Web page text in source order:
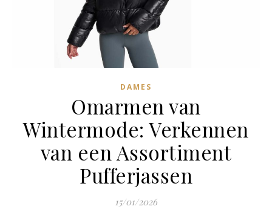
DAMES
Omarmen van
Wintermode: Verkennen
van een Assortiment
Pufferjassen
15/01/2026